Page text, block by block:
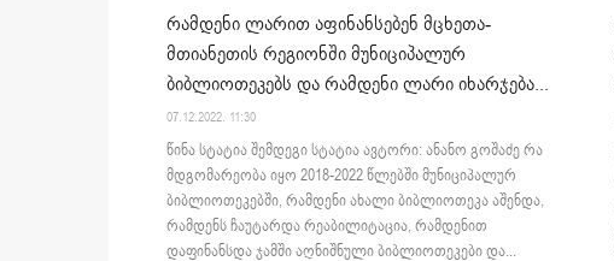
რამდენი ლარით აფინანსებენ მცხეთა-
მთიანეთის რეგიონში მუნიციპალურ
ბიბლიოთეკებს და რამდენი ლარი იხარჯება...
07.12.2022. 11:30
წინა სტატია შემდეგი სტატია ავტორი: ანანო გოშაძე რა
მდგომარეობა იყო 2018-2022 წლებში მუნიციპალურ
ბიბლიოთეკებში, რამდენი ახალი ბიბლიოთეკა აშენდა,
რამდენს ჩაუტარდა რეაბილიტაცია, რამდენით
დაფინანსდა ჯამში აღნიშნული ბიბლიოთეკები და...